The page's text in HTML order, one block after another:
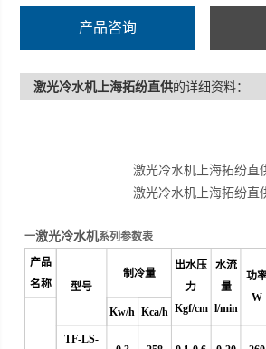
产品咨询
激光冷水机上海拓纷直供的详细资料：
激光冷水机上海拓纷直
激光冷水机上海拓纷直
一激光冷水机系列参数表
产品
名称
型号
制冷量
出水压
力
Kgf/cm
水流
量
l/min
功
W
Kw/h Kca/h
TF-LS-